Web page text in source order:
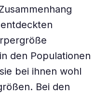
den Populationen
bei ihnen wohl
Bei den